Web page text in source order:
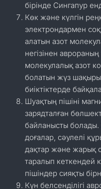
бірінде Сингапур
Көк және күлгін
электрондармен
алатын азот
негізінен
молекулалық азот
болатын жүз
биіктіктерде
Шуақтың пішіні
зарядталған
байланысты болады.
доғалар, сәулелі
дақтар және жарық
таралып кеткендей
пішіндер сияқты
Күн белсенділігі